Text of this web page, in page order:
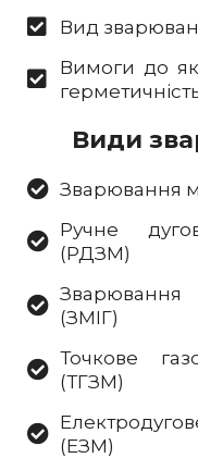
Вид
Вимоги до
Види
Зварювання
Ручне
(РДЗМ)
Зварювання
(ЗМІГ)
Точкове
(ТГЗМ)
(ЕЗМ)